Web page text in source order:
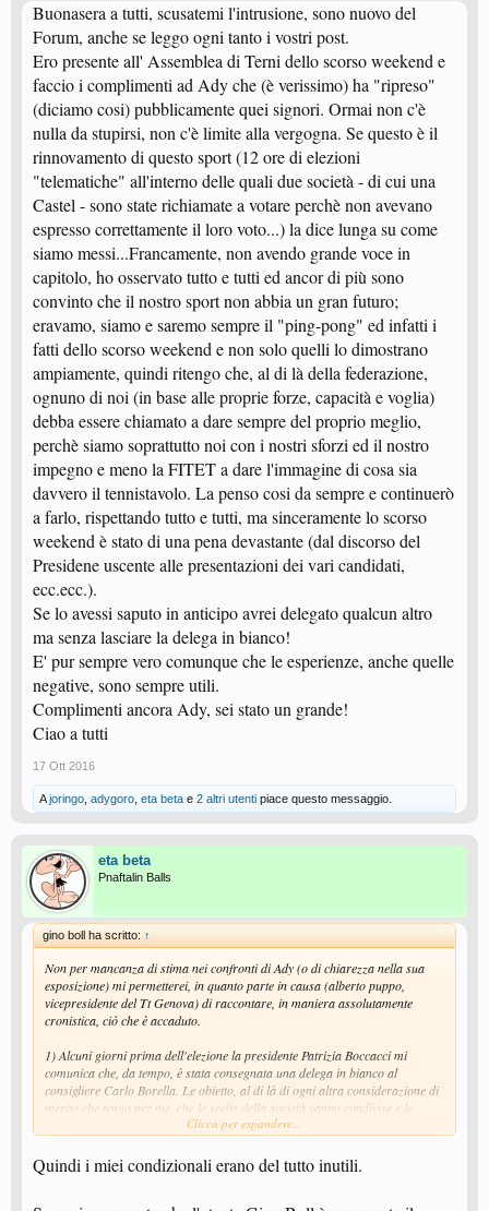
Buonasera a tutti, scusatemi l'intrusione, sono nuovo del
Forum, anche se leggo ogni tanto i vostri post.
Ero presente all' Assemblea di Terni dello scorso weekend e
faccio i complimenti ad Ady che (è verissimo) ha "ripreso"
(diciamo cosi) pubblicamente quei signori. Ormai non c'è
nulla da stupirsi, non c'è limite alla vergogna. Se questo è il
rinnovamento di questo sport (12 ore di elezioni
"telematiche" all'interno delle quali due società - di cui una
Castel - sono state richiamate a votare perchè non avevano
espresso correttamente il loro voto...) la dice lunga su come
siamo messi...Francamente, non avendo grande voce in
capitolo, ho osservato tutto e tutti ed ancor di più sono
convinto che il nostro sport non abbia un gran futuro;
eravamo, siamo e saremo sempre il "ping-pong" ed infatti i
fatti dello scorso weekend e non solo quelli lo dimostrano
ampiamente, quindi ritengo che, al di là della federazione,
ognuno di noi (in base alle proprie forze, capacità e voglia)
debba essere chiamato a dare sempre del proprio meglio,
perchè siamo soprattutto noi con i nostri sforzi ed il nostro
impegno e meno la FITET a dare l'immagine di cosa sia
davvero il tennistavolo. La penso cosi da sempre e continuerò
a farlo, rispettando tutto e tutti, ma sinceramente lo scorso
weekend è stato di una pena devastante (dal discorso del
Presidene uscente alle presentazioni dei vari candidati,
ecc.ecc.).
Se lo avessi saputo in anticipo avrei delegato qualcun altro
ma senza lasciare la delega in bianco!
E' pur sempre vero comunque che le esperienze, anche quelle
negative, sono sempre utili.
Complimenti ancora Ady, sei stato un grande!
Ciao a tutti
17 Ott 2016
Ajoringo adygoro eta beta e 2 altri utenti piace questo messaggio.
eta beta
Pnaftalin Balls
gino boll ha scritto: ↑
Non per mancanza di stima nei confronti di Ady (o di chiarezza nella sua
esposizione) mi permetterei, in quanto parte in causa (alberto puppo,
vicepresidente del Tt Genova) di raccontare, in maniera assolutamente
cronistica, ciò che è accaduto.
1) Alcuni giorni prima dell'elezione la presidente Patrizia Boccacci mi
comunica che, da tempo, è stata consegnata una delega in bianco al
consigliere Carlo Borella. Le obietto, al di là di ogni altra considerazione di
merito che tengo per me, che le scelte della società vanno condivise e le
chiedo un immediato incontro con i dirigenti. La presidente, con la consueta
2) Dall'incontro emerge un'indicazione su che cosa fare all'assemblea
Clicca per espandere...
Quindi i miei condizionali erano del tutto inutili.